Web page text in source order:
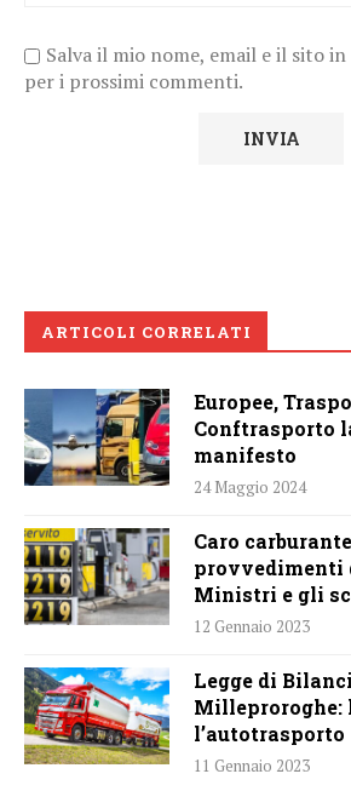
Salva il mio nome, email e il sito
per i prossimi commenti.
ARTICOLI CORRELATI
Europee,
Conftrasporto
manifesto
24 Maggio 2024
Caro
provvedimenti
Ministri e gli
12 Gennaio 2023
Legge di
Milleproroghe:
l’autotrasporto
11 Gennaio 2023